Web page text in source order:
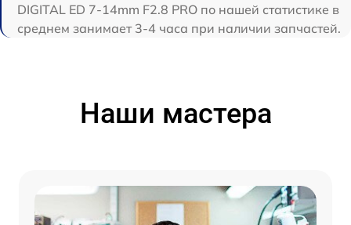
DIGITAL ED 7-14mm F2.8 PRO по нашей статистике в
среднем занимает 3-4 часа при наличии запчастей.
Наши мастера